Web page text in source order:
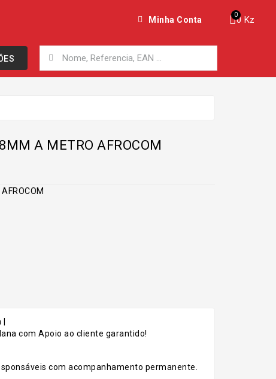
Minha Conta 0 Kz
A METRO AFROCOM
com Apoio ao cliente garantido!
com acompanhamento permanente.